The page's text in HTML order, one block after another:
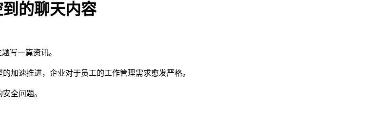
的聊天内容
写一篇资讯。
加速推进，企业对于员工的工作管理需求愈发严格。
全问题。